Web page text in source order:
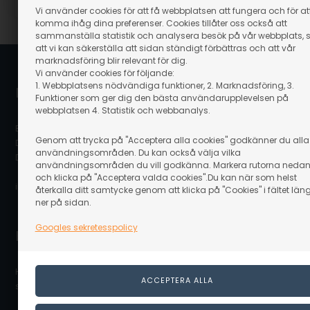
Vi använder cookies för att få webbplatsen att fungera och för
komma ihåg dina preferenser. Cookies tillåter oss också att
sammanställa statistik och analysera besök på vår webbplats,
att vi kan säkerställa att sidan ständigt förbättras och att vår
marknadsföring blir relevant för dig.
Vi använder cookies för följande:
1. Webbplatsens nödvändiga funktioner, 2. Marknadsföring, 3.
Funktioner som ger dig den bästa användarupplevelsen på
webbplatsen 4. Statistik och webbanalys.
Genom att trycka på "Acceptera alla cookies" godkänner du alla
användningsområden. Du kan också välja vilka
användningsområden du vill godkänna. Markera rutorna nedan
och klicka på "Acceptera valda cookies".Du kan när som helst
återkalla ditt samtycke genom att klicka på "Cookies" i fältet
ner på sidan.
Googles sekretesspolicy
Linaa.se / Linå A/S
Bergsøesvej 11
DK-8600 Silkeborg
Danmark
info@linaa.se
Kontakta kundservice
Hör av dig till vår kundservice som gärna hjälper dig och
svarar på dina frågor.